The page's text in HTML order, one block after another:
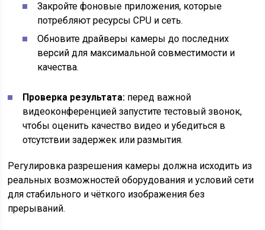
Закройте фоновые приложения, которые
потребляют ресурсы CPU и сеть.
Обновите драйверы камеры до последних
версий для максимальной совместимости и
качества.
Проверка результата: перед важной
видеоконференцией запустите тестовый звонок,
чтобы оценить качество видео и убедиться в
отсутствии задержек или размытия.
Регулировка разрешения камеры должна исходить из
реальных возможностей оборудования и условий сети
для стабильного и чёткого изображения без
прерываний.